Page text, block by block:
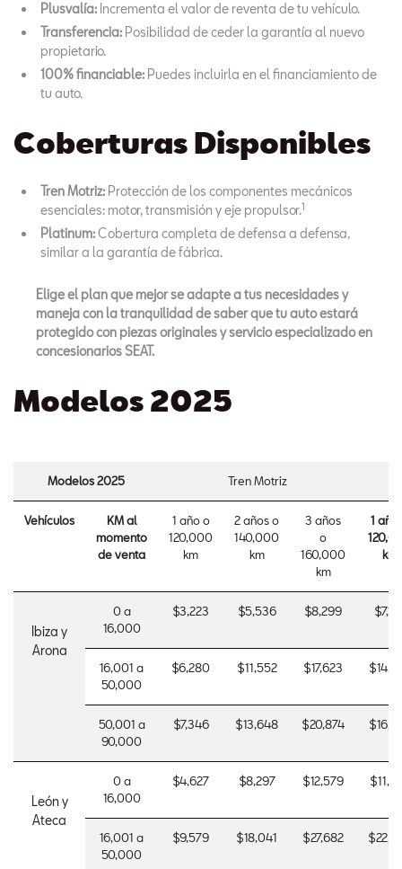
Plusvalía: Incrementa el valor de reventa de tu vehículo.
Transferencia: Posibilidad de ceder la garantía al nuevo
propietario.
100% financiable: Puedes incluirla en el financiamiento de
tu auto.
Coberturas Disponibles
Tren Motriz: Protección de los componentes mecánicos
esenciales: motor, transmisión y eje propulsor.1
Platinum:Cobertura completa de defensa a defensa,
similar a la garantía de fábrica.
Elige el plan que mejor se adapte a tus necesidades y
maneja con la tranquilidad de saber que tu auto estará
protegido con piezas originales y servicio especializado en
concesionarios SEAT.
Modelos 2025
Modelos 2025 Tren Motriz
Vehículos
KM al
momento
de venta
1 año o
120,000
km
2 años o
140,000
km
3 años
o
160,000
km
1 año
km
Ibiza y
Arona
0 a
16,000
$3,223 $5,536 $8,299
16,001 a
50,000
$6,280 $11,552 $17,623
50,001 a
90,000
$7,346 $13,648 $20,874
León y
Ateca
0 a
16,000
$4,627 $8,297 $12,579
16,001 a
50,000
$9,579 $18,041 $27,682